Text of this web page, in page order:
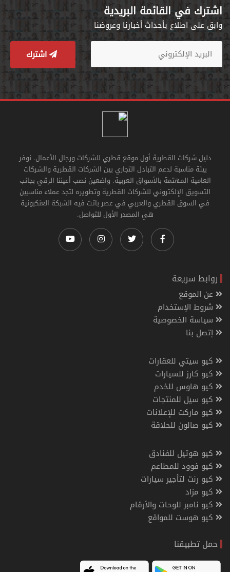
اشترك في القائمة البريدية
وابق على اطلاع بأحداث أخبارنا وعروضنا
اشترك
دليل شركات القطرية أول موقع قطري للشركات ورجال الأعمال. نوفر
بيئة مناسبة لدعم التبادل التجاري بين الشركات القطرية والشركات
العامية المهتمة بالأسواق العربية. واضعين نصب أعيننا الرقي بجانب
التسويق الإلكتروني للشركات القطرية وتطويره لتجد عملاء مناسبين
في السوق القطري والعربي في عصر باتت فيه الشبكة العنكبونية
هي المصدر الأول للتواصل.
روابط سريعة
عن الموقع
شروط الإستخدام
سياسة الخصوصية
إتصل بنا
كيو سيتي للعقارات
كيو كارز للسيارات
كيو هاوس للخدم
كيو سيل للمنتجات
كيو ماركت للإعلانات
كيو صالون للحلاقة
كيو هوتيل للفنادق
كيو فوود للمطاعم
كيو رنت لتأجير سيارات
كيو مزاد
كيو نامبر للوحات والأرقام
كيو هوست للمواقع
حمل تطبيقنا